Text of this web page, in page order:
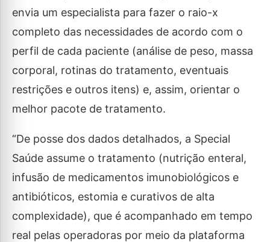
envia um especialista para fazer o raio-x
completo das necessidades de acordo com o
perfil de cada paciente (análise de peso, massa
corporal, rotinas do tratamento, eventuais
restrições e outros itens) e, assim, orientar o
melhor pacote de tratamento.
“De posse dos dados detalhados, a Special
Saúde assume o tratamento (nutrição enteral,
infusão de medicamentos imunobiológicos e
antibióticos, estomia e curativos de alta
complexidade), que é acompanhado em tempo
real pelas operadoras por meio da plataforma